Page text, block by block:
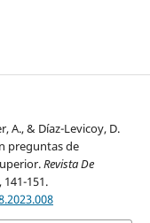
A., & Díaz-Levicoy, D.
preguntas de
Revista De
141-151.